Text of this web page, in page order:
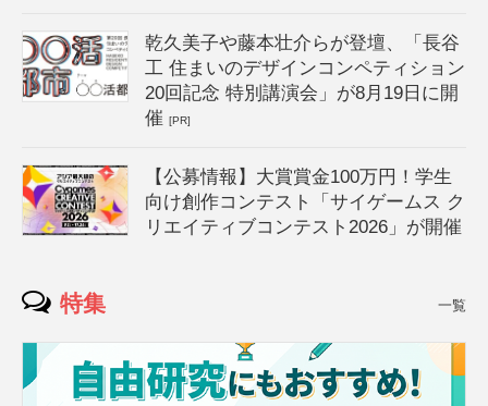
乾久美子や藤本壮介らが登壇、「長谷
工 住まいのデザインコンペティション
20回記念 特別講演会」が8月19日に開
催[PR]
【公募情報】大賞賞金100万円！学生
向け創作コンテスト「サイゲームス ク
リエイティブコンテスト2026」が開催
特集 一覧